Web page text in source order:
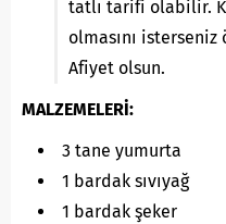
tatlı tarifi olabilir.
olmasını
Afiyet olsun.
MALZEMELERİ:
3 tane yumurta
1 bardak sıvıyağ
1 bardak şeker